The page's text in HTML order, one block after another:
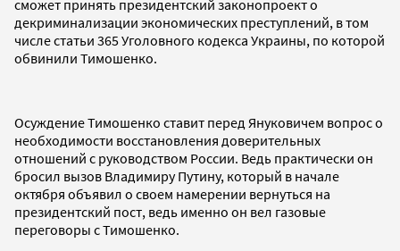
сможет принять президентский законопроект о
декриминализации экономических преступлений, в том
числе статьи 365 Уголовного кодекса Украины, по которой
обвинили Тимошенко.
Осуждение Тимошенко ставит перед Януковичем вопрос о
необходимости восстановления доверительных
отношений с руководством России. Ведь практически он
бросил вызов Владимиру Путину, который в начале
октября объявил о своем намерении вернуться на
президентский пост, ведь именно он вел газовые
переговоры с Тимошенко.